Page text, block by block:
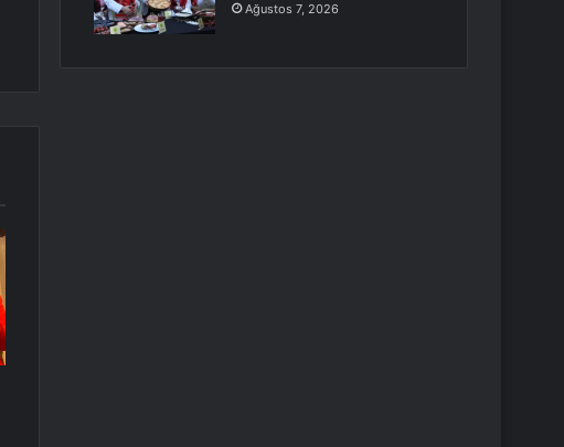
Ağustos 7, 2026